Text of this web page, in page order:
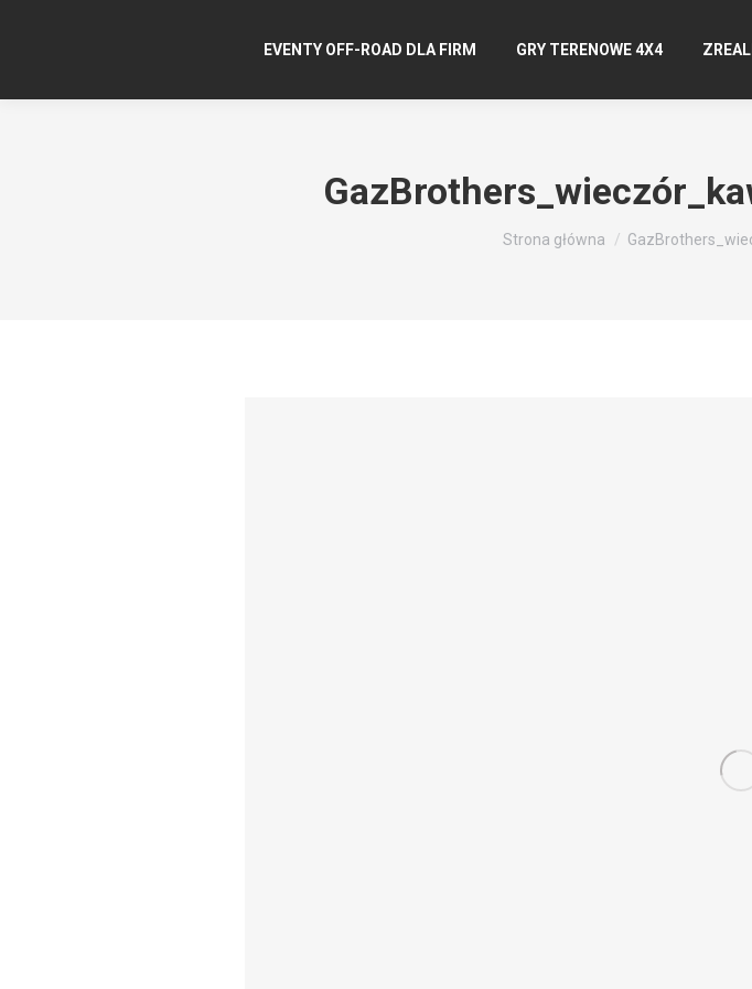
EVENTY OFF-ROAD DLA FIRM GRY TERENOWE 4X4
Jesteś tutaj:
Strona główna